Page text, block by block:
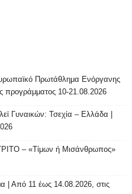
Πρωτάθλημα Ενόργανης
προγράμματος 10-21.08.2026
Γυναικών: Τσεχία – Ελλάδα |
– «Τίμων ή Μισάνθρωπος»
| Από 11 έως 14.08.2026, στις